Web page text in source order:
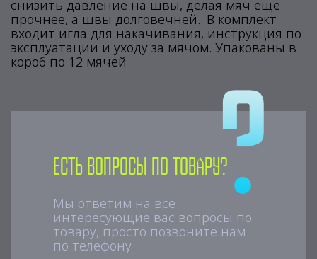
снизить давление на швы, делая мяч еще
прочнее, а швы долговечней.. В комплект
входит игла для накачивания, инструкция по
эксплуатации и уходу за мячом. Упакованы в
короб по 12 мячей
Есть вопросы по товару?
Мы ответим на все
интересующие вас вопросы по
товару, просто позвоните нам
по телефону